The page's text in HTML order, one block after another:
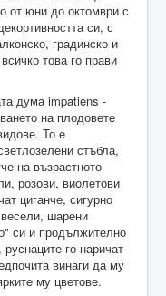
от юни до октомври с
си, с
градинско и
това го прави
дума impatiens -
на плодовете
То е
стъбла,
на възрастното
розови, виолетови
циганче, сигурно
весели, шарени
си и продължително
го наричат
винаги да му
му цветове.